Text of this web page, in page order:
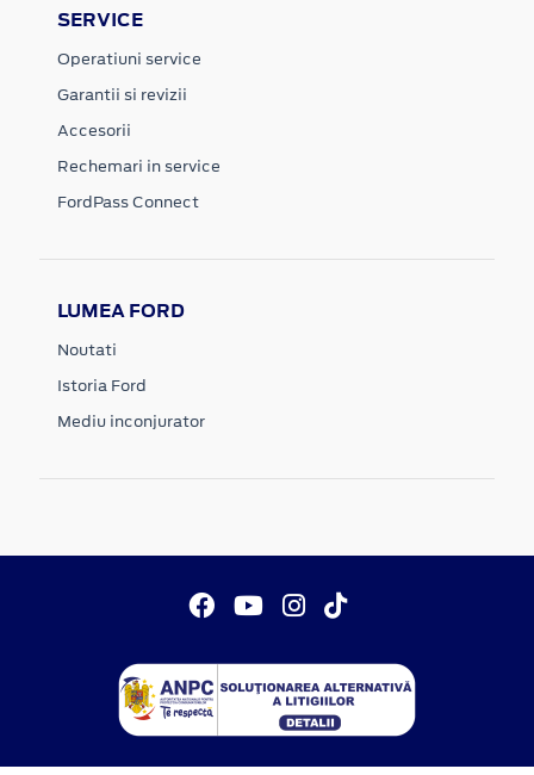
SERVICE
Operatiuni service
Garantii si revizii
Accesorii
Rechemari in service
FordPass Connect
LUMEA FORD
Noutati
Istoria Ford
Mediu inconjurator